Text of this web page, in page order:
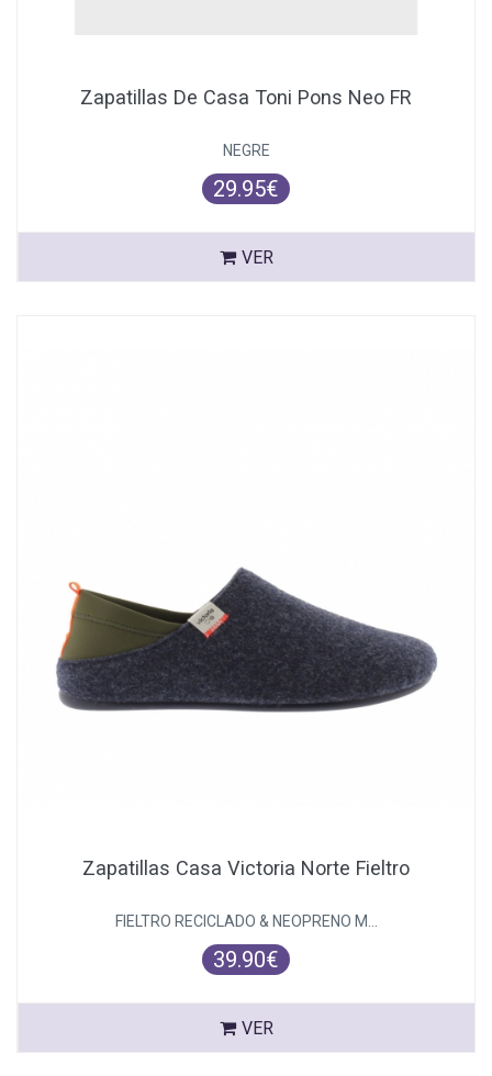
Zapatillas De Casa Toni Pons Neo FR
NEGRE
29.95€
VER
Zapatillas Casa Victoria Norte Fieltro
FIELTRO RECICLADO & NEOPRENO M...
39.90€
VER